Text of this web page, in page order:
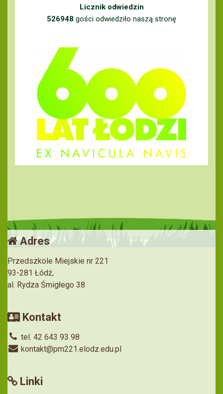
Licznik odwiedzin
526948 gości odwiedziło naszą stronę
Adres
Przedszkole Miejskie nr 221
93-281 Łódź,
al. Rydza Śmigłego 38
Kontakt
tel. 42 643 93 98
kontakt@pm221.elodz.edu.pl
Linki